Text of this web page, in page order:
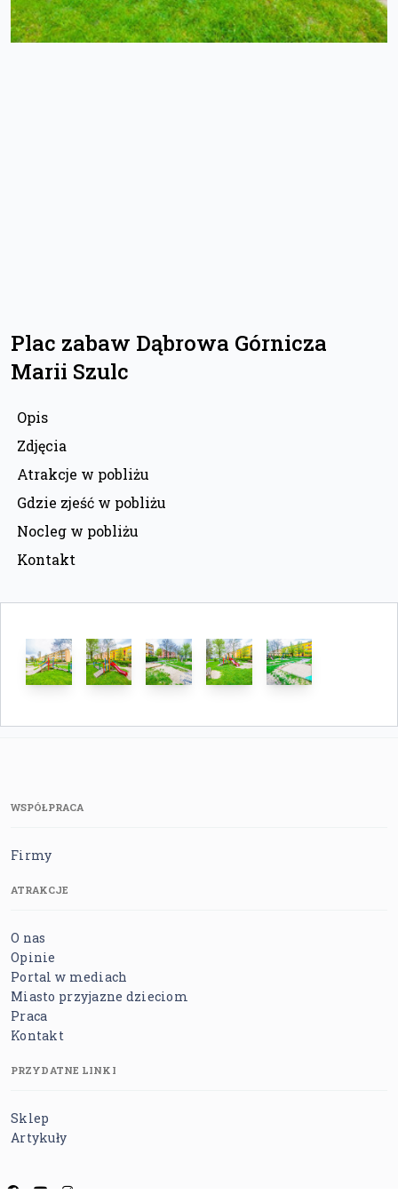
Plac zabaw Dąbrowa Górnicza
Marii Szulc
Opis
Zdjęcia
Atrakcje w pobliżu
Gdzie zjeść w pobliżu
Nocleg w pobliżu
Kontakt
WSPÓŁPRACA
Firmy
ATRAKCJE
O nas
Opinie
Portal w mediach
Miasto przyjazne dzieciom
Praca
Kontakt
PRZYDATNE LINKI
Sklep
Artykuły